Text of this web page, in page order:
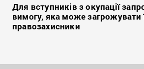
Для вступників з окупації
вимогу, яка може загрожувати
правозахисники